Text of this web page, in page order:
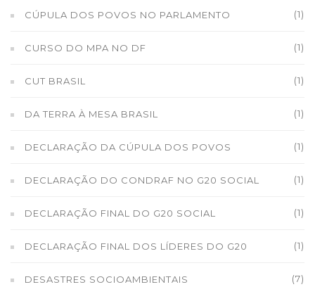
CÚPULA DOS POVOS NO PARLAMENTO (1)
CURSO DO MPA NO DF (1)
CUT BRASIL (1)
DA TERRA À MESA BRASIL (1)
DECLARAÇÃO DA CÚPULA DOS POVOS (1)
DECLARAÇÃO DO CONDRAF NO G20 SOCIAL (1)
DECLARAÇÃO FINAL DO G20 SOCIAL (1)
DECLARAÇÃO FINAL DOS LÍDERES DO G20 (1)
DESASTRES SOCIOAMBIENTAIS (7)